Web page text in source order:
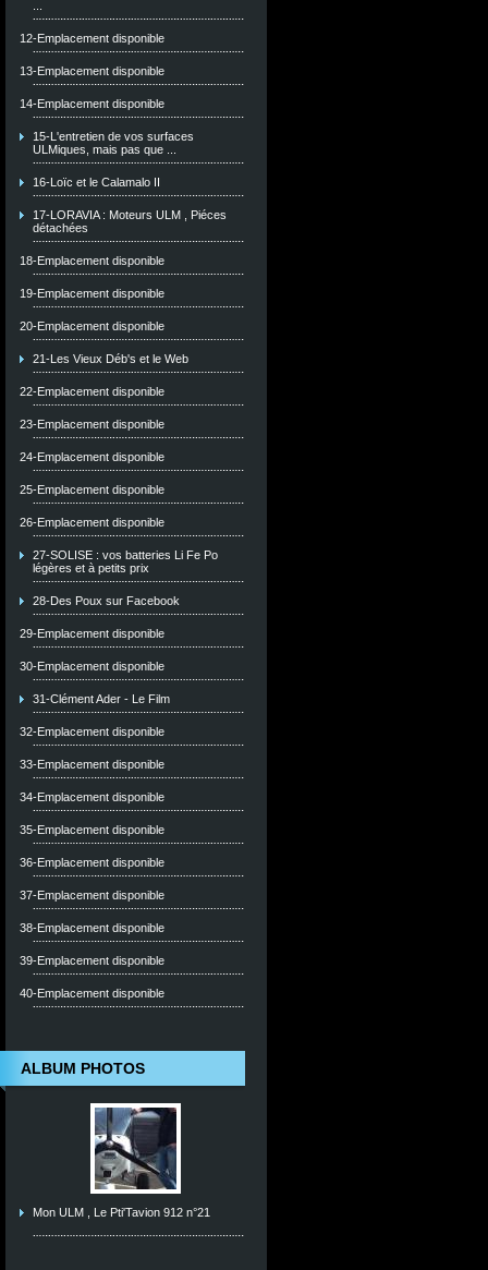
12-Emplacement disponible
13-Emplacement disponible
14-Emplacement disponible
15-L'entretien de vos surfaces
ULMiques, mais pas que ...
16-Loïc et le Calamalo II
17-LORAVIA : Moteurs ULM , Piéces
détachées
18-Emplacement disponible
19-Emplacement disponible
20-Emplacement disponible
21-Les Vieux Déb's et le Web
22-Emplacement disponible
23-Emplacement disponible
24-Emplacement disponible
25-Emplacement disponible
26-Emplacement disponible
27-SOLISE : vos batteries Li Fe Po
légères et à petits prix
28-Des Poux sur Facebook
29-Emplacement disponible
30-Emplacement disponible
31-Clément Ader - Le Film
32-Emplacement disponible
33-Emplacement disponible
34-Emplacement disponible
35-Emplacement disponible
36-Emplacement disponible
37-Emplacement disponible
38-Emplacement disponible
39-Emplacement disponible
40-Emplacement disponible
ALBUM PHOTOS
Mon ULM , Le Pti'Tavion 912 n°21